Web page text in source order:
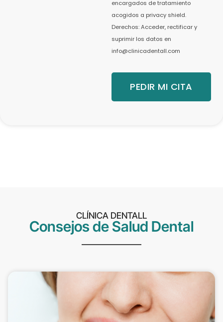
encargados de tratamiento
acogidos a privacy shield.
Derechos: Acceder, rectificar y
suprimir los datos en
info@clinicadentall.com
PEDIR MI CITA
CLÍNICA DENTALL
Consejos de Salud Dental